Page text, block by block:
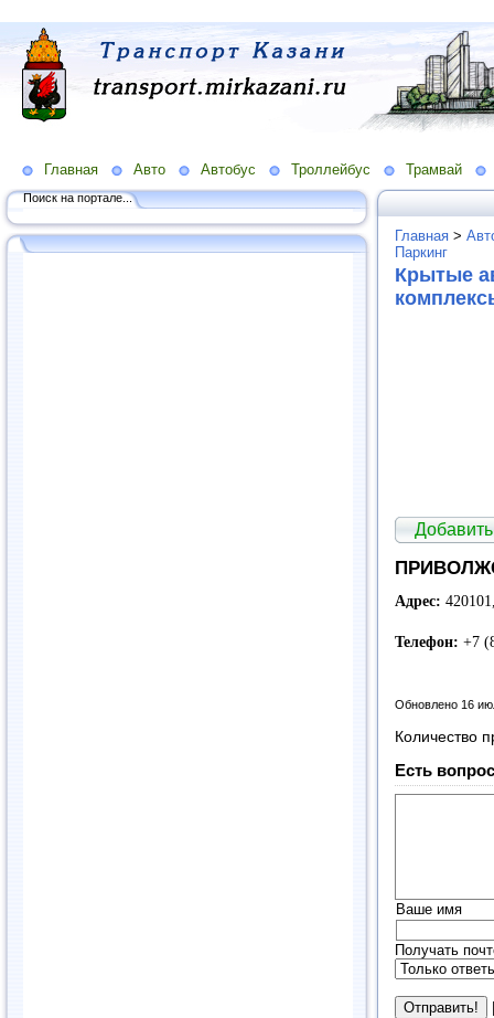
Главная Авто Автобус Троллейбус Трамвай
Поиск на портале...
Главная >
Паркинг
Крытые
Адрес:
Телефон: +7
Обновлено 16
Количество
Есть
Ваше имя
Получать